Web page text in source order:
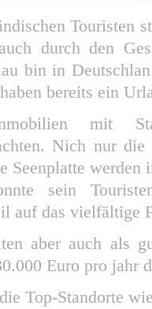
Touristen
durch den
bin in
bereits ein
mit
Nich nur die
Seenplatte
sein
auf das vielfältige
aber auch als
Euro pro jahr
Top-Standorte